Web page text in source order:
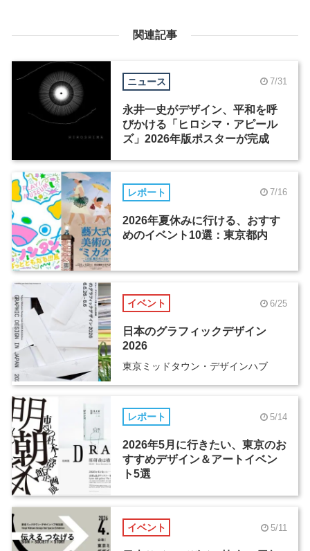
関連記事
ニュース 7/31
永井一史がデザイン、平和を呼
びかける「ヒロシマ・アピール
ズ」2026年版ポスターが完成
レポート 7/16
2026年夏休みに行ける、おすす
めのイベント10選：東京都内
イベント 6/25
日本のグラフィックデザイン
2026
東京ミッドタウン・デザインハブ
レポート 5/14
2026年5月に行きたい、東京のお
すすめデザイン＆アートイベン
ト5選
イベント 5/11